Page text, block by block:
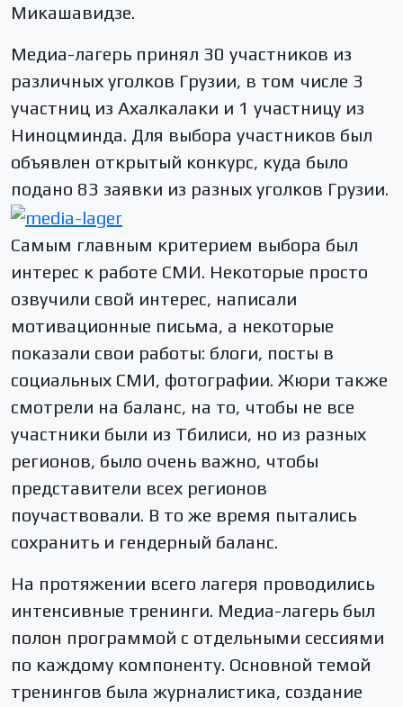
Микашавидзе.
Медиа-лагерь принял 30 участников из
различных уголков Грузии, в том числе 3
участниц из Ахалкалаки и 1 участницу из
Ниноцминда. Для выбора участников был
объявлен открытый конкурс, куда было
подано 83 заявки из разных уголков Грузии.
Самым главным критерием выбора был
интерес к работе СМИ. Некоторые просто
озвучили свой интерес, написали
мотивационные письма, а некоторые
показали свои работы: блоги, посты в
социальных СМИ, фотографии. Жюри также
смотрели на баланс, на то, чтобы не все
участники были из Тбилиси, но из разных
регионов, было очень важно, чтобы
представители всех регионов
поучаствовали. В то же время пытались
сохранить и гендерный баланс.
На протяжении всего лагеря проводились
интенсивные тренинги. Медиа-лагерь был
полон программой с отдельными сессиями
по каждому компоненту. Основной темой
тренингов была журналистика, создание